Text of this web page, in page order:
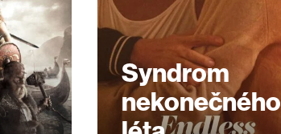
Syndrom
nekonečného